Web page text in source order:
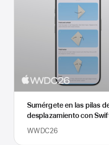
Sumérgete en las pilas
desplazamiento con
WWDC26